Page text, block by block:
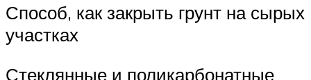
Способ, как закрыть грунт на сырых
участках
Стеклянные и поликарбонатные